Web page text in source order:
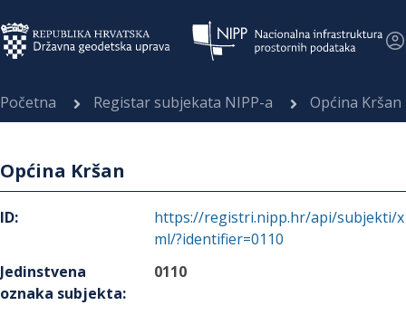
Početna Registar subjekata NIPP-a Općina Kršan
Općina Kršan
ID:
https://registri.nipp.hr/api/subjekti/x
ml/?identifier=0110
Jedinstvena
oznaka subjekta:
0110